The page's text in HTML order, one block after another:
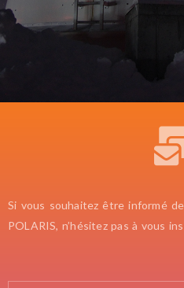
Si vous souhaitez être informé
POLARIS, n’hésitez pas à vous